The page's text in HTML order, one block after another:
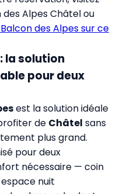
des Alpes Châtelou
des Alpes sur ce
la solution
pour deux
est la solution idéale
de Châtel sans
plus grand.
pour deux
nécessaire — coin
nuit